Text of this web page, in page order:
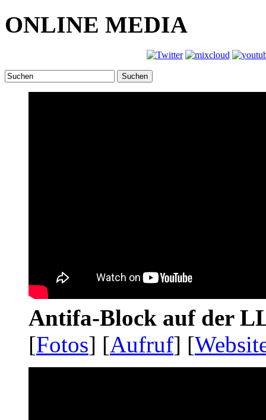
ONLINE MEDIA
Suchen
Antifa-Block auf der
[Fotos] [Aufruf] [